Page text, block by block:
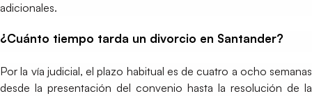
adicionales.
¿Cuánto tiempo tarda un divorcio en Santander?
Por la vía judicial, el plazo habitual es de cuatro a ocho semanas
desde la presentación del convenio hasta la resolución de la